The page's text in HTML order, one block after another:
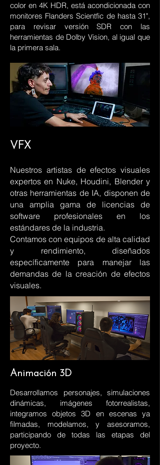
color en 4K HDR, está acondicionada con
monitores Flanders Scientfic de hasta 31",
para revisar versión SDR con las
herramientas de Dolby Vision, al igual que
la primera sala.
VFX
Nuestros artistas de efectos visuales
expertos en Nuke, Houdini, Blender y
otras herramientas de IA, disponen de
una amplia gama de licencias de
software profesionales en los
estándares de la industria.
Contamos con equipos de alta calidad
y rendimiento, diseñados
específicamente para manejar las
demandas de la creación de efectos
visuales.
Animación 3D
Desarrollamos personajes, simulaciones
dinámicas, imágenes fotorrealistas,
integramos objetos 3D en escenas ya
filmadas, modelamos, y asesoramos,
participando de todas las etapas del
proyecto.